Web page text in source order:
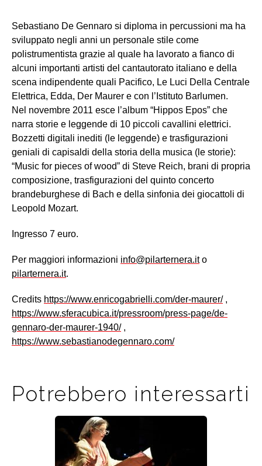
Sebastiano De Gennaro si diploma in percussioni ma ha
sviluppato negli anni un personale stile come
polistrumentista grazie al quale ha lavorato a fianco di
alcuni importanti artisti del cantautorato italiano e della
scena indipendente quali Pacifico, Le Luci Della Centrale
Elettrica, Edda, Der Maurer e con l’Istituto Barlumen.
Nel novembre 2011 esce l’album “Hippos Epos” che
narra storie e leggende di 10 piccoli cavallini elettrici.
Bozzetti digitali inediti (le leggende) e trasfigurazioni
geniali di capisaldi della storia della musica (le storie):
“Music for pieces of wood” di Steve Reich, brani di propria
composizione, trasfigurazioni del quinto concerto
brandeburghese di Bach e della sinfonia dei giocattoli di
Leopold Mozart.
Ingresso 7 euro.
Per maggiori informazioni info@pilarternera.ito
pilarternera.it.
Credits https://www.enricogabrielli.com/der-maurer/,
https://www.sferacubica.it/pressroom/press-page/de-
gennaro-der-maurer-1940/,
https://www.sebastianodegennaro.com/
Potrebbero interessarti